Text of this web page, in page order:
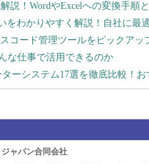
説！WordやExcelへの変換手順
をわかりやすく解説！自社に最
コード管理ツールをピックアッ
な仕事で活用できるのか
ターシステム17選を徹底比較！
ャパン合同会社